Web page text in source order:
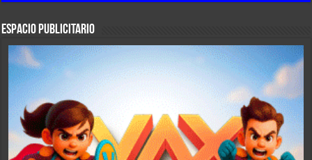
ESPACIO PUBLICITARIO